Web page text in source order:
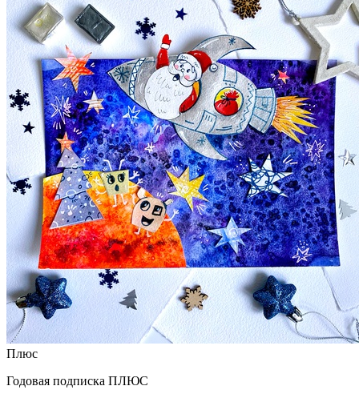
Плюс
Годовая подписка ПЛЮС